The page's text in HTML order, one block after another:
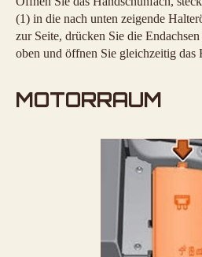
(1) in die nach unten zeigende
zur Seite, drücken Sie die
oben und öffnen Sie gleichzeitig das
MOTORRAUM